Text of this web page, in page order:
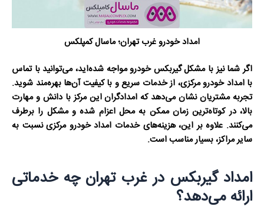
امداد خودرو غرب تهران؛ ماسال کمپلکس
اگر شما نیز با مشکل گیربکس خودرو مواجه شده‌اید، می‌توانید با تماس
با امداد خودرو مرکزی، از خدمات سریع و با کیفیت آن‌ها بهره‌مند شوید.
تجربه مشتریان نشان می‌دهد که امدادگران این مرکز با دانش و مهارت
بالا، در کوتاه‌ترین زمان ممکن به محل اعزام شده و مشکل را برطرف
می‌کنند. علاوه بر این، هزینه‌های خدمات امداد خودرو مرکزی نسبت به
سایر مراکز، بسیار مناسب است.
امداد گیربکس در غرب تهران چه خدماتی
ارائه می‌دهد؟